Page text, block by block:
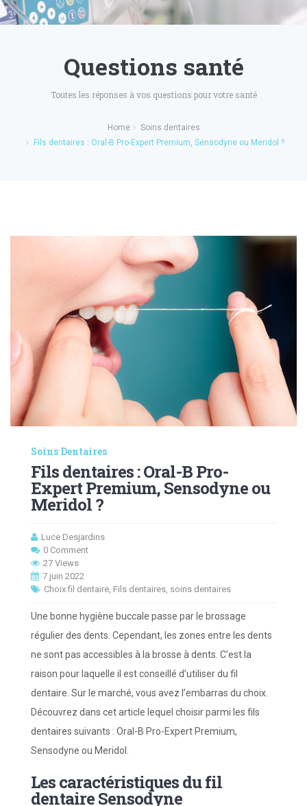
Questions santé
Toutes les réponses à vos questions pour votre santé
Home
Soins dentaires
Fils dentaires : Oral-B Pro-Expert Premium, Sensodyne ou Meridol ?
Soins Dentaires
Fils dentaires : Oral-B Pro-
Expert Premium, Sensodyne ou
Meridol ?
Luce Desjardins
0 Comment
27 Views
7 juin 2022
Choix fil dentaire, Fils dentaires, soins dentaires
Une bonne hygiène buccale passe par le brossage
régulier des dents. Cependant, les zones entre les dents
ne sont pas accessibles à la brosse à dents. C’est la
raison pour laquelle il est conseillé d’utiliser du fil
dentaire. Sur le marché, vous avez l’embarras du choix.
Découvrez dans cet article lequel choisir parmi les fils
dentaires suivants : Oral-B Pro-Expert Premium,
Sensodyne ou Meridol.
Les caractéristiques du fil
dentaire Sensodyne